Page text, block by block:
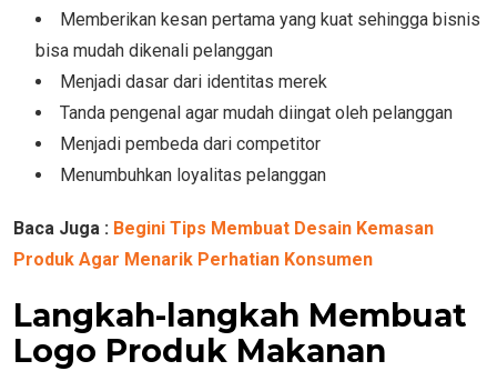
Memberikan kesan pertama yang kuat sehingga bisnis
bisa mudah dikenali pelanggan
Menjadi dasar dari identitas merek
Tanda pengenal agar mudah diingat oleh pelanggan
Menjadi pembeda dari competitor
Menumbuhkan loyalitas pelanggan
Baca Juga : Begini Tips Membuat Desain Kemasan
Produk Agar Menarik Perhatian Konsumen
Langkah-langkah Membuat
Logo Produk Makanan